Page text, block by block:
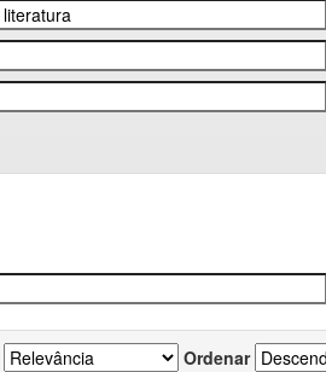
Ordenar